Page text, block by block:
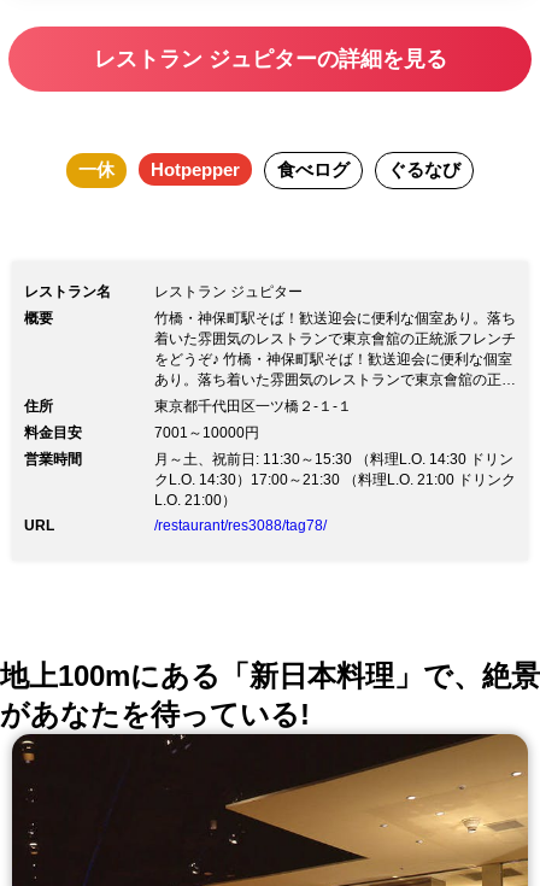
分け合える一口サイズのプティペストリ
ーをサービス！ 女性同士で気兼ねな
れ家のような雰囲気に、シャンデリアの
レストラン ジュピターの詳細を見る
一休 Hotpepper 食べログ ぐるなび
レストラン名
レストラン ジュピター
概要
竹橋・神保町駅そば！歓送迎会に便利な個室あり。落ち
着いた雰囲気のレストランで東京會舘の正統派フレンチ
をどうぞ♪ 竹橋・神保町駅そば！歓送迎会に便利な個室
あり。落ち着いた雰囲気のレストランで東京會舘の正統
派フレンチをどうぞ♪●大人の隠れ家レストラン 神保町
なしと料理で お客様をお迎え致します。 ●アニバーサ
リー 記念日のお客様にスパークリングワインと記念写
真、お花をプレゼントしております。 ※3日前までに要
予約 ●本格的フランス料理 東京會舘伝統のフランス料
理を味わえる当店。ソムリエがお料理に合うワインを提
住所
東京都千代田区一ツ橋２‐１‐１
料金目安
7001～10000円
営業時間
月～土、祝前日: 11:30～15:30 （料理L.O. 14:30 ドリン
クL.O. 14:30）17:00～21:30 （料理L.O. 21:00 ドリンク
L.O. 21:00）
URL
/restaurant/res3088/tag78/
地上100mにある「新日本料理」で、絶景
があなたを待っている!